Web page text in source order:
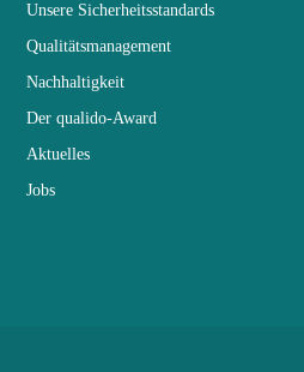
Unsere Sicherheitsstandards
Qualitätsmanagement
Nachhaltigkeit
Der qualido-Award
Aktuelles
Jobs